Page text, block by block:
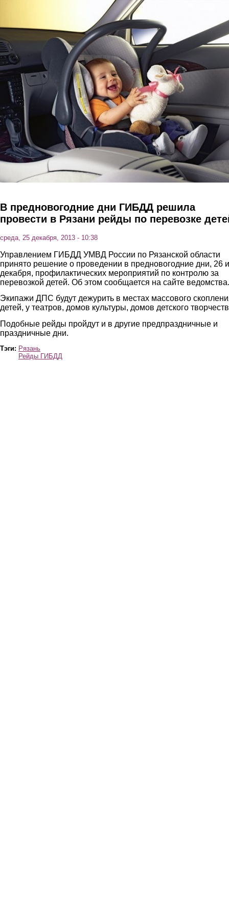
В предновогодние дни ГИБДД решила
провести в Рязани рейды по перевозке
среда, 25 декабря, 2013 - 10:38
Управлением ГИБДД УМВД России по Рязанской области
принято решение о проведении в предновогодние дни, 26
декабря, профилактических мероприятий по контролю за
перевозкой детей. Об этом сообщается на сайте ведомства.
Экипажи ДПС будут дежурить в местах массового
детей, у театров, домов культуры, домов детского
Подобные рейды пройдут и в другие предпраздничные и
праздничные дни.
Тэги: Рязань
Рейды ГИБДД